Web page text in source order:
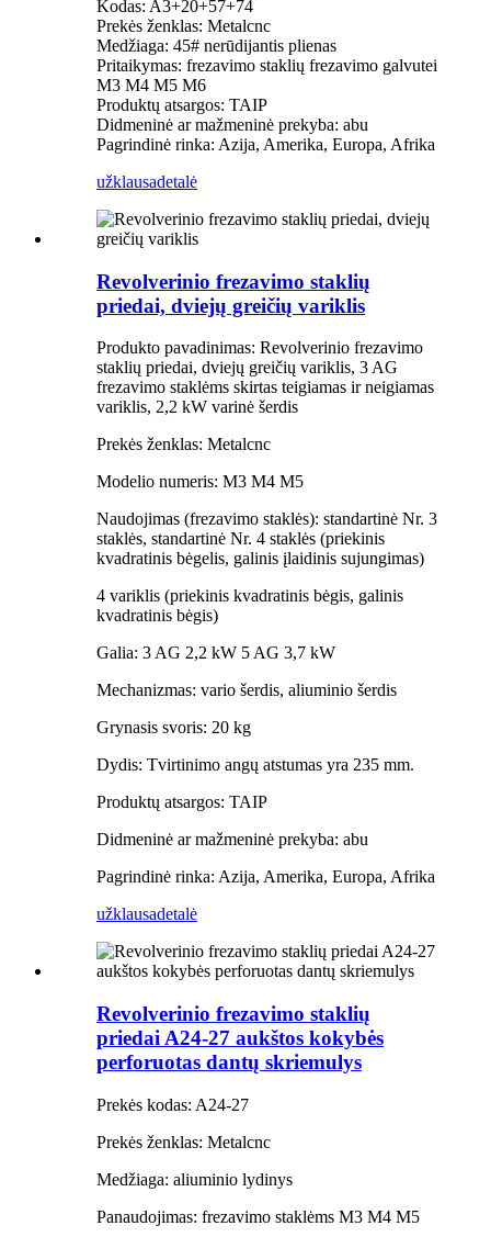
Kodas: A3+20+57+74
Prekės ženklas: Metalcnc
Medžiaga: 45# nerūdijantis plienas
Pritaikymas: frezavimo staklių frezavimo galvutei
M3 M4 M5 M6
Produktų atsargos: TAIP
Didmeninė ar mažmeninė prekyba: abu
Pagrindinė rinka: Azija, Amerika, Europa, Afrika
užklausadetalė
Revolverinio frezavimo staklių
priedai, dviejų greičių variklis
Produkto pavadinimas: Revolverinio frezavimo
staklių priedai, dviejų greičių variklis, 3 AG
frezavimo staklėms skirtas teigiamas ir neigiamas
variklis, 2,2 kW varinė šerdis
Prekės ženklas: Metalcnc
Modelio numeris: M3 M4 M5
Naudojimas (frezavimo staklės): standartinė Nr. 3
staklės, standartinė Nr. 4 staklės (priekinis
kvadratinis bėgelis, galinis įlaidinis sujungimas)
4 variklis (priekinis kvadratinis bėgis, galinis
kvadratinis bėgis)
Galia: 3 AG 2,2 kW 5 AG 3,7 kW
Mechanizmas: vario šerdis, aliuminio šerdis
Grynasis svoris: 20 kg
Dydis: Tvirtinimo angų atstumas yra 235 mm.
Produktų atsargos: TAIP
Didmeninė ar mažmeninė prekyba: abu
Pagrindinė rinka: Azija, Amerika, Europa, Afrika
užklausadetalė
Revolverinio frezavimo staklių
priedai A24-27 aukštos kokybės
perforuotas dantų skriemulys
Prekės kodas: A24-27
Prekės ženklas: Metalcnc
Medžiaga: aliuminio lydinys
Panaudojimas: frezavimo staklėms M3 M4 M5